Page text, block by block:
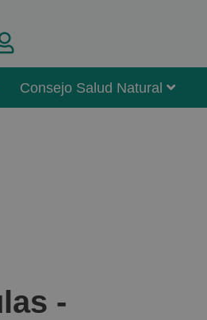
Consejo Salud Natural
-